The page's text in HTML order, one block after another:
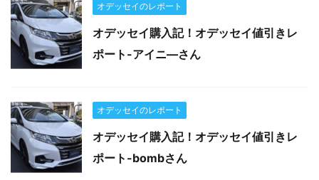
オデッセイのレポート
オデッセイ購入記！オデッセイ値引きレ
ポート-アイニ―さん
オデッセイのレポート
オデッセイ購入記！オデッセイ値引きレ
ポート-bombさん